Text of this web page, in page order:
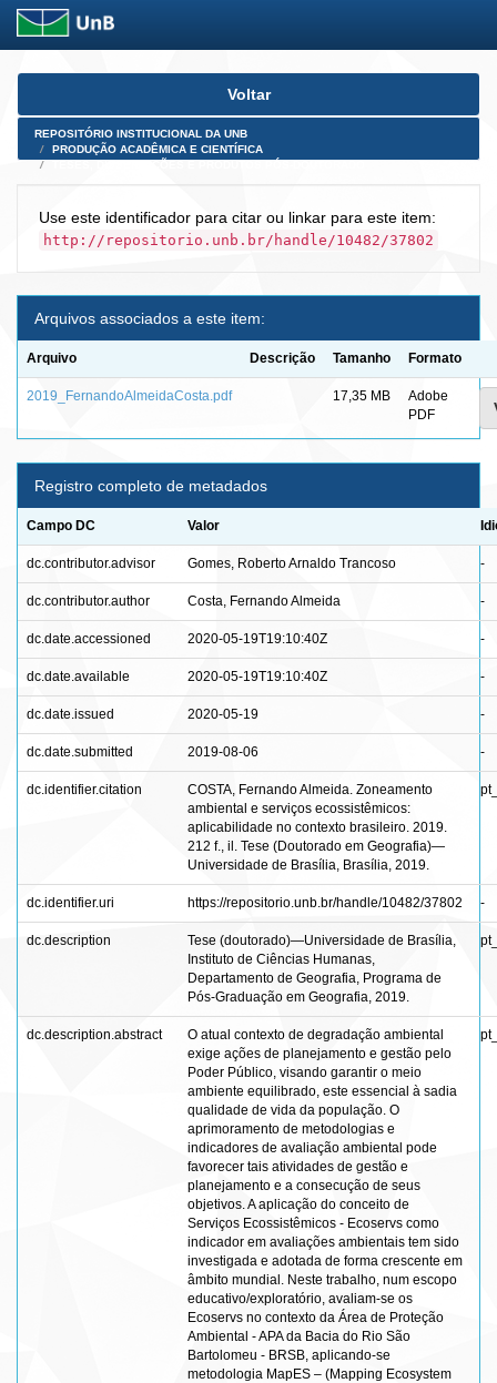
Skip
Voltar
REPOSITÓRIO INSTITUCIONAL DA UNB
PRODUÇÃO ACADÊMICA E CIENTÍFICA
Use este identificador para citar ou linkar para este item:
http://repositorio.unb.br/handle/10482/37802
Arquivos associados a este item:
Arquivo Descrição Tamanho Formato
2019_FernandoAlmeidaCosta.pdf 17,35 MB
Adobe
PDF
Registro completo de metadados
Campo DC Valor
dc.contributor.advisor Gomes, Roberto Arnaldo Trancoso -
dc.contributor.author Costa, Fernando Almeida -
dc.date.accessioned 2020-05-19T19:10:40Z -
dc.date.available 2020-05-19T19:10:40Z -
dc.date.issued 2020-05-19 -
dc.date.submitted 2019-08-06 -
dc.identifier.citation
COSTA, Fernando Almeida. Zoneamento
ambiental e serviços ecossistêmicos:
aplicabilidade no contexto brasileiro. 2019.
212 f., il. Tese (Doutorado em Geografia)—
Universidade de Brasília, Brasília, 2019.
dc.identifier.uri https://repositorio.unb.br/handle/10482/37802 -
dc.description
Tese (doutorado)—Universidade de Brasília,
Instituto de Ciências Humanas,
Departamento de Geografia, Programa de
Pós-Graduação em Geografia, 2019.
dc.description.abstract
O atual contexto de degradação ambiental
exige ações de planejamento e gestão pelo
Poder Público, visando garantir o meio
ambiente equilibrado, este essencial à sadia
qualidade de vida da população. O
aprimoramento de metodologias e
indicadores de avaliação ambiental pode
favorecer tais atividades de gestão e
planejamento e a consecução de seus
objetivos. A aplicação do conceito de
Serviços Ecossistêmicos - Ecoservs como
indicador em avaliações ambientais tem sido
investigada e adotada de forma crescente em
âmbito mundial. Neste trabalho, num escopo
educativo/exploratório, avaliam-se os
Ecoservs no contexto da Área de Proteção
Ambiental - APA da Bacia do Rio São
Bartolomeu - BRSB, aplicando-se
metodologia MapES – (Mapping Ecosystem